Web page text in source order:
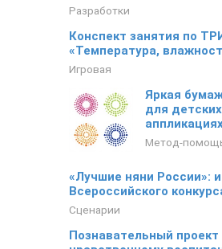
Разработки
Конспект занятия по
«Температура,
Игровая
Яркая
для
Метод-
«Лучшие няни России»:
Всероссийского
Сценарии
Познавательный проект